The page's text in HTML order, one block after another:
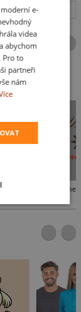
Okořeňme
SLOVAK
e-
videa
abychom
Pro to
partneři
nám